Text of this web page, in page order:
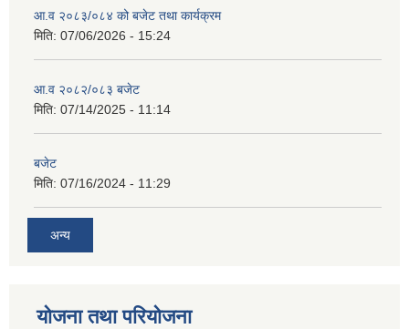
आ.व २०८३/०८४ को बजेट तथा कार्यक्रम
मिति: 07/06/2026 - 15:24
आ.व २०८२/०८३ बजेट
मिति: 07/14/2025 - 11:14
बजेट
मिति: 07/16/2024 - 11:29
अन्य
योजना तथा परियोजना